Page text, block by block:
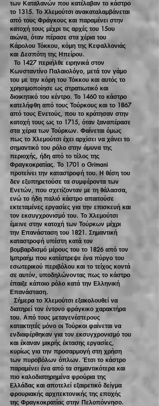
των Καταλανών που κατέλαβαν το κάστρο
το 1315. Το Χλεμούτσι ανακαταλαμβάνεται
από τους Φράγκους και παραμένει στην
κατοχή τους μέχρι τις αρχές του 15ου
αιώνα, όταν πέρασε στα χέρια του
Κάρολου Τόκκου, κόμη της Κεφαλλονιάς
και Δεσπότη της Ηπείρου.
Το 1427 περιήλθε ειρηνικά στον
Κωνσταντίνο Παλαιολόγο, μετά τον γάμο
του με την κόρη του Τόκκου και αυτός το
χρησιμοποίησε ως στρατιωτικό και
διοικητικό του κέντρο. Το 1460 το κάστρο
κατελήφθη από τους Τούρκους και το 1867
από τους Ενετούς, που το κράτησαν στην
κατοχή τους ως το 1715, όταν ξαναπέρασε
στα χέρια των Τούρκων. Φαίνεται όμως
πως το Χλεμούτσι έχει αρχίσει να χάνει το
σημαντικό του ρόλο στην άμυνα της
περιοχής, ήδη από το τέλος της
Φραγκοκρατίας. Το 1701 ο Grimani
προτείνει την καταστροφή του. Η θέση του
δεν εξυπηρετούσε τα συμφέροντα των
Ενετών, που σχετίζονταν με τη θάλασσα,
ενώ το ήδη παλιό κάστρο απαιτούσε
εκτεταμένες εργασίες για την επισκευή και
τον εκσυγχρονισμό του. Το Χλεμούτσι
έμεινε στην κατοχή των Τούρκων μέχρι
την Επανάσταση του 1821. Σημαντική
καταστροφή υπέστη κατά τον
βομβαρδισμό μέρους του το 1826 από τον
Ιμπραήμ που κατέστρεψε ένα πύργο του
εσωτερικού περιβόλου και το τείχος κοντά
σε αυτόν, υποδηλώνοντας πως το κάστρο
έπαιξε κάποιο ρόλο κατά την Ελληνική
Επανάσταση.
Σήμερα το Χλεμούτσι εξακολουθεί να
διατηρεί τον έντονο φράγκικο χαρακτήρα
του. Από τους μεταγενέστερους
κατακτητές μόνο οι Τούρκοι φαίνεται να
ενδιαφέρθηκαν για τον εκσυγχρονισμό του
και έκαναν μικρής έκτασης εργασίες,
κυρίως για την προσαρμογή στη χρήση
των πυροβόλων όπλων. Έτσι το κάστρο
παραμένει ένα από τα σημαντικότερα και
πιο καλοδιατηρημένα φρούρια της
Ελλάδας και αποτελεί εξαιρετικό δείγμα
φρουριακής αρχιτεκτονικής της εποχής
της Φραγκοκρατίας στην Πελοπόννησο.